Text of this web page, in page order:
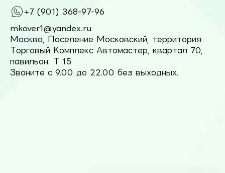
+7 (901) 368-97-96
mkover1@yandex.ru
Москва, Поселение Московский, территория
Торговый Комплекс Автомастер, квартал 70,
павильон: Т 15
Звоните с 9.00 до 22.00 без выходных.